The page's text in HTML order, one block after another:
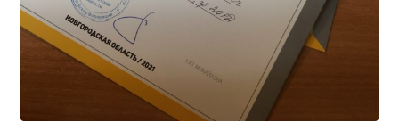
Образовательные стандарты и требования
Руководство
Педагогический состав
Материально-техническое обеспечение и
оснащенность образовательного процесса.